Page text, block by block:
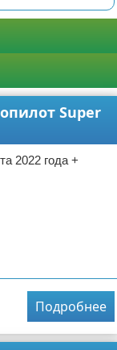
Super
2022 года +
Подробнее